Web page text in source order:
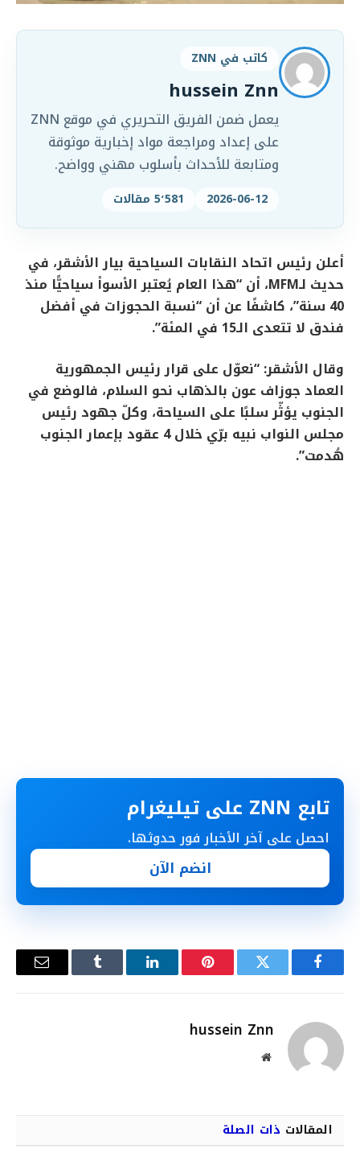
كاتب في ZNN
hussein Znn
يعمل ضمن الفريق التحريري في موقع ZNN
على إعداد ومراجعة مواد إخبارية موثوقة
ومتابعة للأحداث بأسلوب مهني وواضح.
2026-06-12 5٬581 مقالات
أعلن رئيس اتحاد النقابات السياحية بيار الأشقر، في
حديث لـMFM، أن “هذا العام يُعتبر الأسوأ سياحيًّا منذ
40 سنة”، كاشفًا عن أن “نسبة الحجوزات في أفضل
فندق لا تتعدى الـ15 في المئة”.
وقال الأشقر: “نعوّل على قرار رئيس الجمهورية
العماد جوزاف عون بالذهاب نحو السلام، فالوضع في
الجنوب يؤثّر سلبًا على السياحة، وكلّ جهود رئيس
مجلس النواب نبيه برّي خلال 4 عقود بإعمار الجنوب
هُدمت”.
تابع ZNN على تيليغرام
احصل على آخر الأخبار فور حدوثها.
انضم الآن
فيسبوك تويتر بينتيريستلينكدإن Tumblr
البريد
hussein Znn
موقع
المقالات ذات الصلة